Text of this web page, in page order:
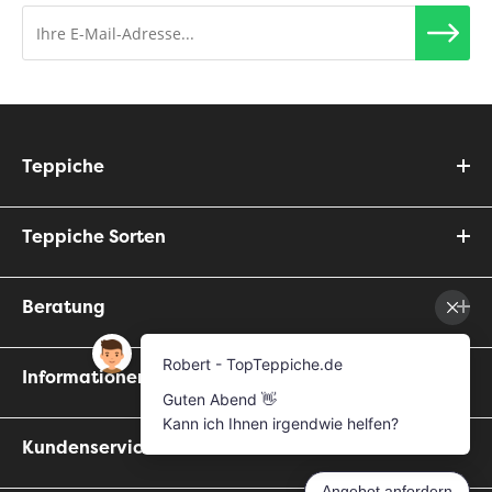
Teppiche
Teppiche Sorten
Beratung
Informationen
Kundenservice